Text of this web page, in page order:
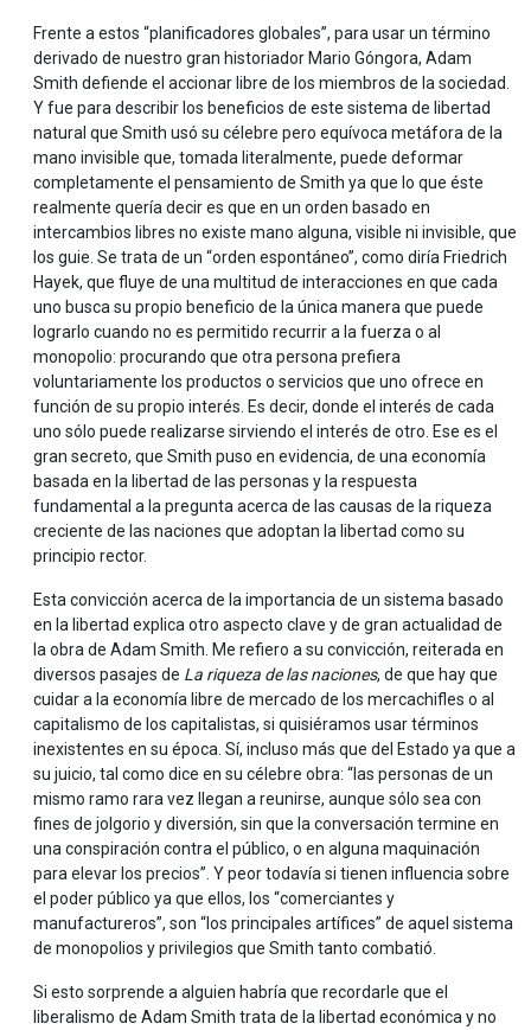
Frente a estos “planificadores globales”, para usar un término
derivado de nuestro gran historiador Mario Góngora, Adam
Smith defiende el accionar libre de los miembros de la sociedad.
Y fue para describir los beneficios de este sistema de libertad
natural que Smith usó su célebre pero equívoca metáfora de la
mano invisible que, tomada literalmente, puede deformar
completamente el pensamiento de Smith ya que lo que éste
realmente quería decir es que en un orden basado en
intercambios libres no existe mano alguna, visible ni invisible, que
los guie. Se trata de un “orden espontáneo”, como diría Friedrich
Hayek, que fluye de una multitud de interacciones en que cada
uno busca su propio beneficio de la única manera que puede
lograrlo cuando no es permitido recurrir a la fuerza o al
monopolio: procurando que otra persona prefiera
voluntariamente los productos o servicios que uno ofrece en
función de su propio interés. Es decir, donde el interés de cada
uno sólo puede realizarse sirviendo el interés de otro. Ese es el
gran secreto, que Smith puso en evidencia, de una economía
basada en la libertad de las personas y la respuesta
fundamental a la pregunta acerca de las causas de la riqueza
creciente de las naciones que adoptan la libertad como su
principio rector.
Esta convicción acerca de la importancia de un sistema basado
en la libertad explica otro aspecto clave y de gran actualidad de
la obra de Adam Smith. Me refiero a su convicción, reiterada en
diversos pasajes de La riqueza de las naciones, de que hay que
cuidar a la economía libre de mercado de los mercachifles o al
capitalismo de los capitalistas, si quisiéramos usar términos
inexistentes en su época. Sí, incluso más que del Estado ya que a
su juicio, tal como dice en su célebre obra: “las personas de un
mismo ramo rara vez llegan a reunirse, aunque sólo sea con
fines de jolgorio y diversión, sin que la conversación termine en
una conspiración contra el público, o en alguna maquinación
para elevar los precios”. Y peor todavía si tienen influencia sobre
el poder público ya que ellos, los “comerciantes y
manufactureros”, son “los principales artífices” de aquel sistema
de monopolios y privilegios que Smith tanto combatió.
Si esto sorprende a alguien habría que recordarle que el
liberalismo de Adam Smith trata de la libertad económica y no